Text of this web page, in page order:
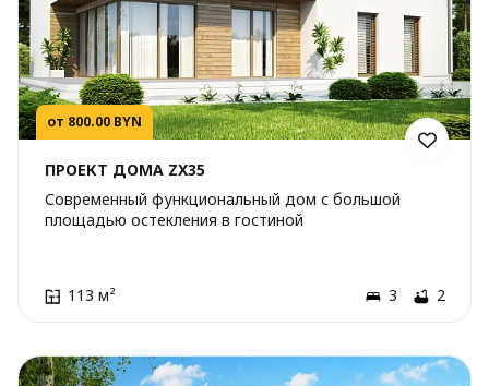
от 800.00 BYN
ПРОЕКТ ДОМА ZX35
Современный функциональный дом с большой
площадью остекления в гостиной
113 м² 3 2